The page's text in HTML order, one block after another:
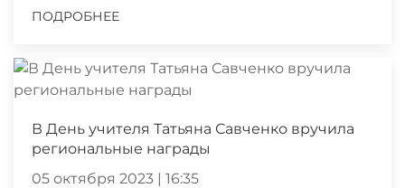
ПОДРОБНЕЕ
В День учителя Татьяна Савченко вручила
региональные награды
05 октября 2023 | 16:35